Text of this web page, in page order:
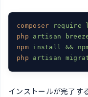
composer
require
php
artisan
npm
install &&
php
artisan
インストールが完了